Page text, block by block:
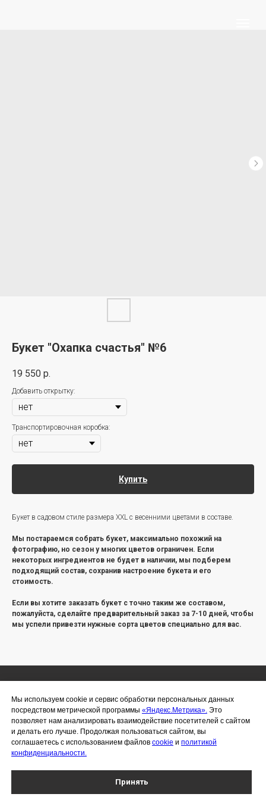
Букет "Охапка счастья" №6
19 550 р.
Добавить открытку:
Транспортировочная коробка:
Купить
Букет в садовом стиле размера XXL с весенними цветами в составе.
Мы постараемся собрать букет, максимально похожий на
фотографию, но сезон у многих цветов ограничен. Если
некоторых ингредиентов не будет в наличии, мы подберем
подходящий состав, сохранив настроение букета и его
стоимость.
Если вы хотите заказать букет с точно таким же составом,
пожалуйста, сделайте предварительный заказ за 7-10 дней, чтобы
мы успели привезти нужные сорта цветов специально для вас.
ИП Чухлебов Сергей Алексеевич
ИНН 366221076703
ОГРНИП 323366800014019
Мы используем cookie и сервис обработки персональных данных
посредством метрической программы «Яндекс.Метрика». Это
позволяет нам анализировать взаимодействие посетителей с сайтом
и делать его лучше. Продолжая пользоваться сайтом, вы
соглашаетесь с использованием файлов cookie и политикой
конфиденциальности.
Принять